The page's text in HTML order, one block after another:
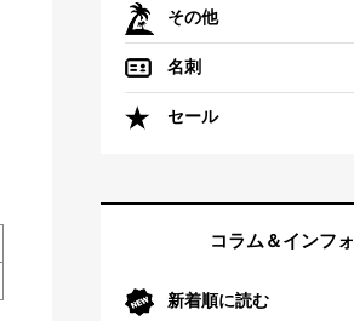
その他
名刺
セール
コラム＆インフォ
新着順に読む